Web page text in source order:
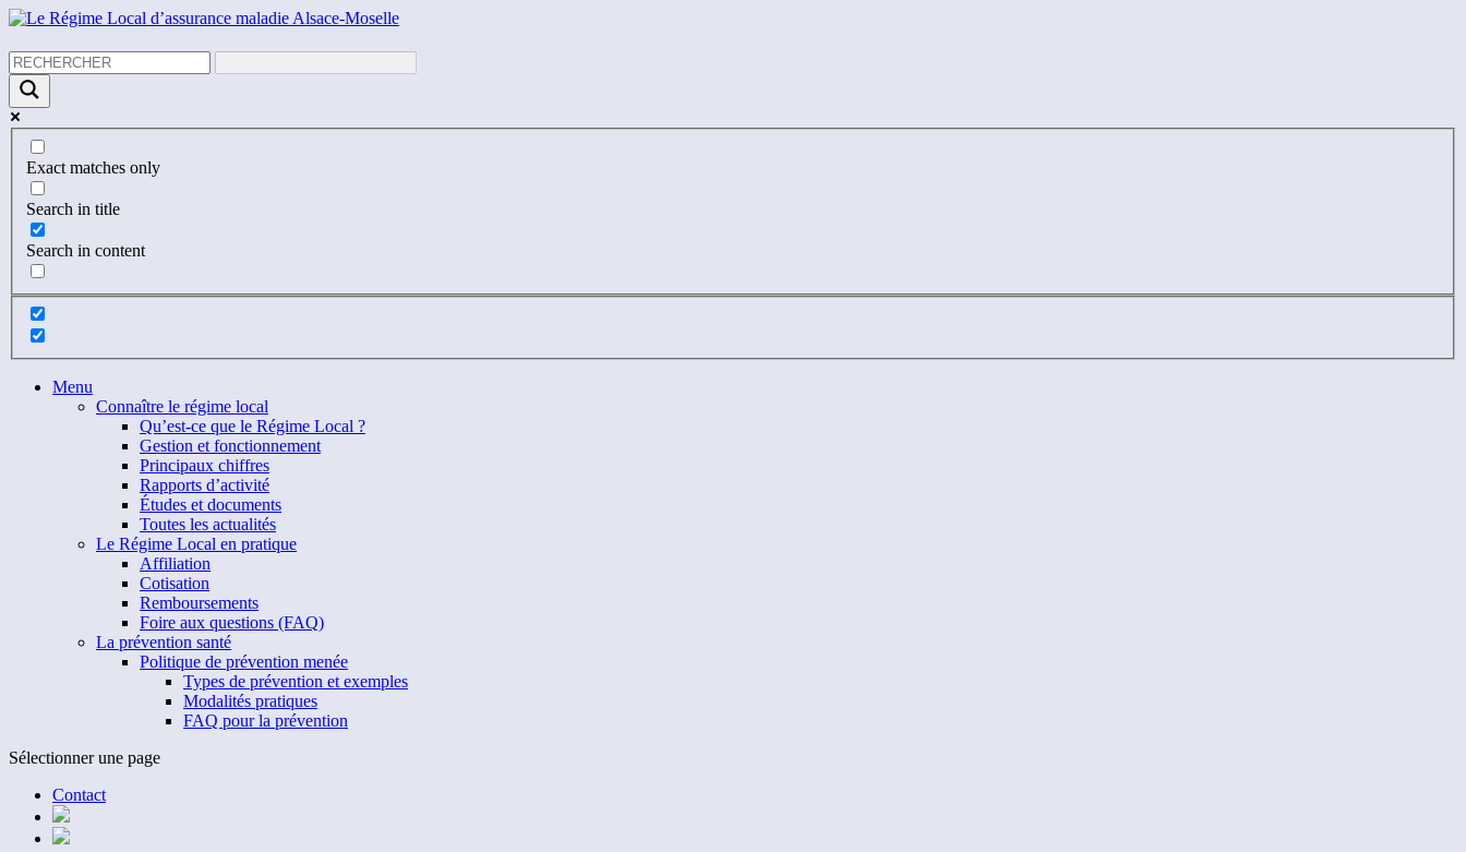
Exact matches only
Search in title
Search in content
Menu
Connaître le régime local
Qu’est-ce que le Régime Local ?
Gestion et fonctionnement
Principaux chiffres
Rapports d’activité
Études et documents
Toutes les actualités
Le Régime Local en pratique
Affiliation
Cotisation
Remboursements
Foire aux questions (FAQ)
La prévention santé
Politique de prévention menée
Types de prévention et exemples
Modalités pratiques
FAQ pour la prévention
Sélectionner une page
Contact